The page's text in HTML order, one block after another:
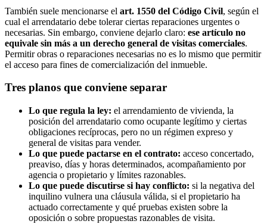
También suele mencionarse el art. 1550 del Código Civil, según el
cual el arrendatario debe tolerar ciertas reparaciones urgentes o
necesarias. Sin embargo, conviene dejarlo claro: ese artículo no
equivale sin más a un derecho general de visitas comerciales.
Permitir obras o reparaciones necesarias no es lo mismo que permitir
el acceso para fines de comercialización del inmueble.
Tres planos que conviene separar
Lo que regula la ley: el arrendamiento de vivienda, la
posición del arrendatario como ocupante legítimo y ciertas
obligaciones recíprocas, pero no un régimen expreso y
general de visitas para vender.
Lo que puede pactarse en el contrato: acceso concertado,
preaviso, días y horas determinados, acompañamiento por
agencia o propietario y límites razonables.
Lo que puede discutirse si hay conflicto: si la negativa del
inquilino vulnera una cláusula válida, si el propietario ha
actuado correctamente y qué pruebas existen sobre la
oposición o sobre propuestas razonables de visita.